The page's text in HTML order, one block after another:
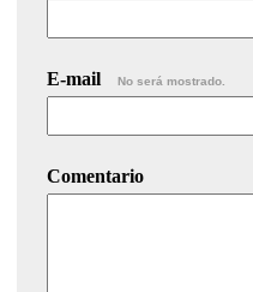
E-mail No será mostrado.
Comentario